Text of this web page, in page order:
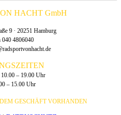
HACHT GmbH
9 · 20251 Hamburg
040 4806040
– 19.00 Uhr
– 15.00 Uhr
GESCHÄFT VORHANDEN